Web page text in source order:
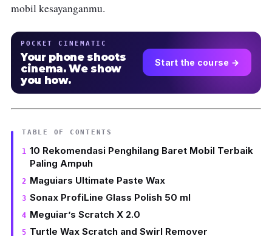
mobil kesayanganmu.
POCKET CINEMATIC
Your phone shoots
cinema. We show
you how.
Start the course →
TABLE OF CONTENTS
10 Rekomendasi Penghilang Baret Mobil Terbaik
Paling Ampuh
Maguiars Ultimate Paste Wax
Sonax ProfiLine Glass Polish 50 ml
Meguiar’s Scratch X 2.0
Turtle Wax Scratch and Swirl Remover